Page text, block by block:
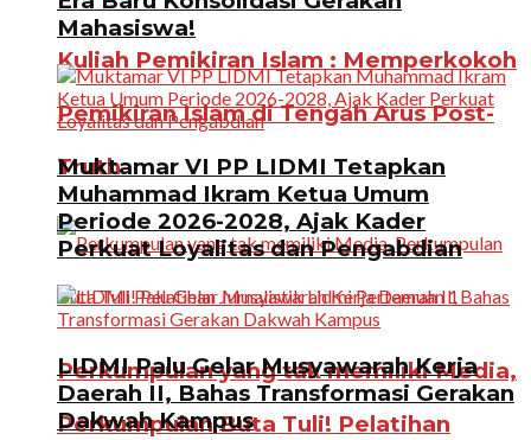
Kuliah Pemikiran Islam : Memperkokoh
Pemikiran Islam di Tengah Arus Post-
Truth
Perkumpulan yang tak memiliki Media,
Perkumpulan Buta Tuli! Pelatihan
Mahasiswa!
Muktamar VI PP LIDMI Tetapkan
Muhammad Ikram Ketua Umum
Periode 2026-2028, Ajak Kader
Perkuat Loyalitas dan Pengabdian
LIDMI Palu Gelar Musyawarah Kerja
Daerah II, Bahas Transformasi Gerakan
Dakwah Kampus